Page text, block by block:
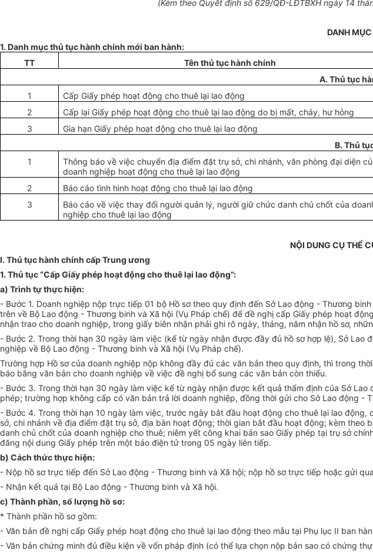
(Kèm theo Quyết định số 629/QĐ-LĐTBXH ngày 14
DANH
1. Danh mục thủ tục hành chính mới ban hành:
TT
Tên thủ tục hành chính
A. Thủ tục
1
Cấp Giấy phép hoạt động cho thuê lại lao động
2
Cấp lại Giấy phép hoạt động cho thuê lại lao động do bị mất, cháy, hư hỏng
3
Gia hạn Giấy phép hoạt động cho thuê lại lao động
B. Thủ
1
Thông báo về việc chuyển địa điểm đặt trụ sở, chi nhánh, văn phòng đại diện
doanh nghiệp hoạt động cho thuê lại lao động
2 Báo cáo tình hình hoạt động cho thuê lại lao động
3
Báo cáo về việc thay đổi người quản lý, người giữ chức danh chủ chốt của
nghiệp cho thuê lại lao động
NỘI DUNG CỤ THỂ
I. Thủ tục hành chính cấp Trung ương
1. Thủ tục “Cấp Giấy phép hoạt động cho thuê lại lao động”:
a) Trình tự thực hiện:
- Bước 1. Doanh nghiệp nộp trực tiếp 01 bộ Hồ sơ theo quy định đến Sở Lao động - Thương
trên về Bộ Lao động - Thương binh và Xã hội (Vụ Pháp chế) để đề nghị cấp Giấy phép hoạt
nhận trao cho doanh nghiệp, trong giấy biên nhận phải ghi rõ ngày, tháng, năm nhận hồ sơ,
- Bước 2. Trong thời hạn 30 ngày làm việc (kể từ ngày nhận được đầy đủ hồ sơ hợp lệ), Sở
nghiệp về Bộ Lao động - Thương binh và Xã hội (Vụ Pháp chế).
Trường hợp Hồ sơ của doanh nghiệp nộp không đầy đủ các văn bản theo quy định, thì trong
báo bằng văn bản cho doanh nghiệp về việc đề nghị bổ sung các văn bản còn thiếu.
- Bước 3. Trong thời hạn 30 ngày làm việc kể từ ngày nhận được kết quả thẩm định của Sở Lao
phép; trường hợp không cấp có văn bản trả lời doanh nghiệp, đồng thời gửi cho Sở Lao động -
- Bước 4. Trong thời hạn 10 ngày làm việc, trước ngày bắt đầu hoạt động cho thuê lại lao
sở, chi nhánh về địa điểm đặt trụ sở, địa bàn hoạt động; thời gian bắt đầu hoạt động; kèm
danh chủ chốt của doanh nghiệp cho thuê; niêm yết công khai bản sao Giấy phép tại trụ sở
đăng nội dung Giấy phép trên một báo điện tử trong 05 ngày liên tiếp.
b) Cách thức thực hiện:
- Nộp hồ sơ trực tiếp đến Sở Lao động - Thương binh và Xã hội; nộp hồ sơ trực tiếp hoặc gửi
- Nhận kết quả tại Bộ Lao động - Thương binh và Xã hội.
c) Thành phần, số lượng hồ sơ:
* Thành phần hồ sơ gồm:
- Văn bản đề nghị cấp Giấy phép hoạt động cho thuê lại lao động theo mẫu tại Phụ lục II ban
- Văn bản chứng minh đủ điều kiện về vốn pháp định (có thể lựa chọn nộp bản sao có chứng